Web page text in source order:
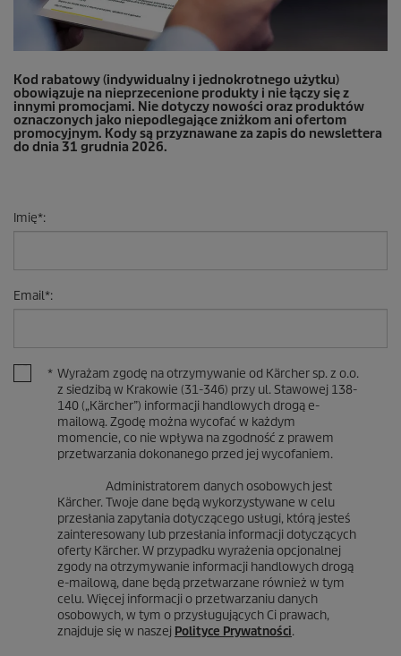
Kod rabatowy (indywidualny i jednokrotnego użytku)
obowiązuje na nieprzecenione produkty i nie łączy się z
innymi promocjami. Nie dotyczy nowości oraz produktów
oznaczonych jako niepodlegające zniżkom ani ofertom
promocyjnym. Kody są przyznawane za zapis do newslettera
do dnia 31 grudnia 2026.
Imię*:
Email*:
* Wyrażam zgodę na otrzymywanie od Kärcher sp. z o.o.
z siedzibą w Krakowie (31-346) przy ul. Stawowej 138-
140 („Kärcher”) informacji handlowych drogą e-
mailową. Zgodę można wycofać w każdym
momencie, co nie wpływa na zgodność z prawem
przetwarzania dokonanego przed jej wycofaniem.
Administratorem danych osobowych jest
Kärcher. Twoje dane będą wykorzystywane w celu
przesłania zapytania dotyczącego usługi, którą jesteś
zainteresowany lub przesłania informacji dotyczących
oferty Kärcher. W przypadku wyrażenia opcjonalnej
zgody na otrzymywanie informacji handlowych drogą
e-mailową, dane będą przetwarzane również w tym
celu. Więcej informacji o przetwarzaniu danych
osobowych, w tym o przysługujących Ci prawach,
znajduje się w naszej Polityce Prywatności.